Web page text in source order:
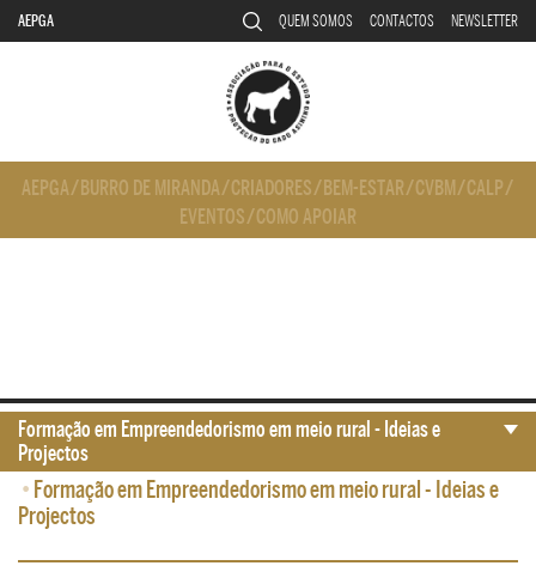
AEPGA QUEM SOMOS CONTACTOS NEWSLETTER
AEPGA/ BURRO DE MIRANDA/CRIADORES/ BEM-ESTAR/CVBM/CALP/
EVENTOS/COMO APOIAR
• Formação em Empreendedorismo em meio rural - Ideias e
Projectos
Formação em Empreendedorismo em meio rural - Ideias e
Projectos